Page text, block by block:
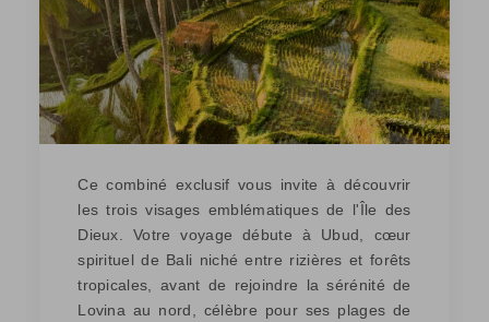
Ce combiné exclusif vous invite à découvrir
les trois visages emblématiques de l'Île des
Dieux. Votre voyage débute à Ubud, cœur
spirituel de Bali niché entre rizières et forêts
tropicales, avant de rejoindre la sérénité de
Lovina au nord, célèbre pour ses plages de